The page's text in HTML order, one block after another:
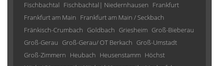
Fischbachtal Fischbachtal| Niedernhausen Frankfurt
Frankfurt am Main Frankfurt am Main / Seckbach
Fränkisch-Crumbach Goldbach Griesheim Groß-Bieberau
Groß-Gerau Groß-Gerau/ OT Berkach Groß-Umstadt
Groß-Zimmern Heubach Heusenstamm Höchst